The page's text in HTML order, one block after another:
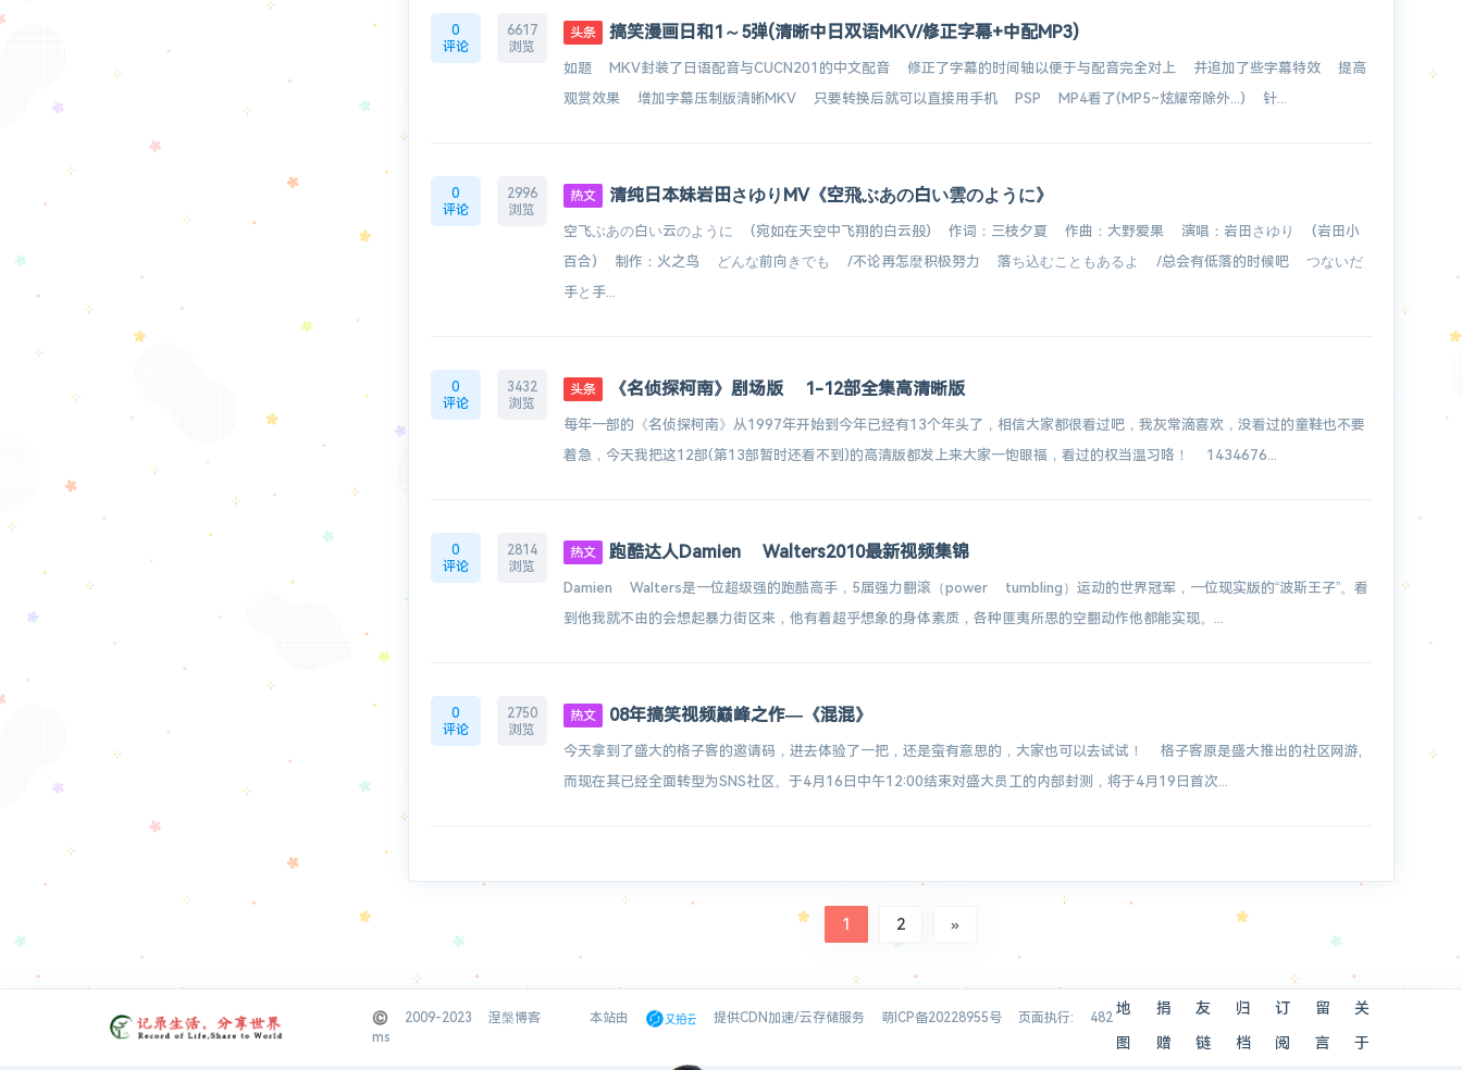
0
评论
6617
浏览
头条 搞笑漫画日和1～5弹(清晰中日双语MKV/修正字幕+中配MP3)
如题 MKV封装了日语配音与CUCN201的中文配音 修正了字幕的时间轴以便于与配音完全对上 并追加了些字幕特效 提高
观赏效果 增加字幕压制版清晰MKV 只要转换后就可以直接用手机 PSP MP4看了(MP5~炫耀帝除外...) 针...
0
评论
2996
浏览
热文 清纯日本妹岩田さゆりMV《空飛ぶあの白い雲のように》
空飞ぶあの白い云のように (宛如在天空中飞翔的白云般) 作词：三枝夕夏 作曲：大野爱果 演唱：岩田さゆり (岩田小
百合) 制作：火之鸟 どんな前向きでも /不论再怎麼积极努力 落ち込むこともあるよ /总会有低落的时候吧 つないだ
手と手...
0
评论
3432
浏览
头条 《名侦探柯南》剧场版 1-12部全集高清晰版
每年一部的《名侦探柯南》从1997年开始到今年已经有13个年头了，相信大家都很看过吧，我灰常滴喜欢，没看过的童鞋也不要
着急，今天我把这12部(第13部暂时还看不到)的高清版都发上来大家一饱眼福，看过的权当温习咯！ 1434676...
0
评论
2814
浏览
热文 跑酷达人Damien Walters2010最新视频集锦
Damien Walters是一位超级强的跑酷高手，5届强力翻滚（power tumbling）运动的世界冠军，一位现实版的“波斯王子”。看
到他我就不由的会想起暴力街区来，他有着超乎想象的身体素质，各种匪夷所思的空翻动作他都能实现。...
0
评论
2750
浏览
热文 08年搞笑视频巅峰之作—《混混》
今天拿到了盛大的格子客的邀请码，进去体验了一把，还是蛮有意思的，大家也可以去试试！ 格子客原是盛大推出的社区网游,
而现在其已经全面转型为SNS社区。于4月16日中午12:00结束对盛大员工的内部封测，将于4月19日首次...
1 2 »
© 2009-2023 涅槃博客 本站由 提供CDN加速/云存储服务 萌ICP备20228955号页面执行: 482
ms
地
图
捐
赠
友
链
归
档
订
阅
留
言
关
于